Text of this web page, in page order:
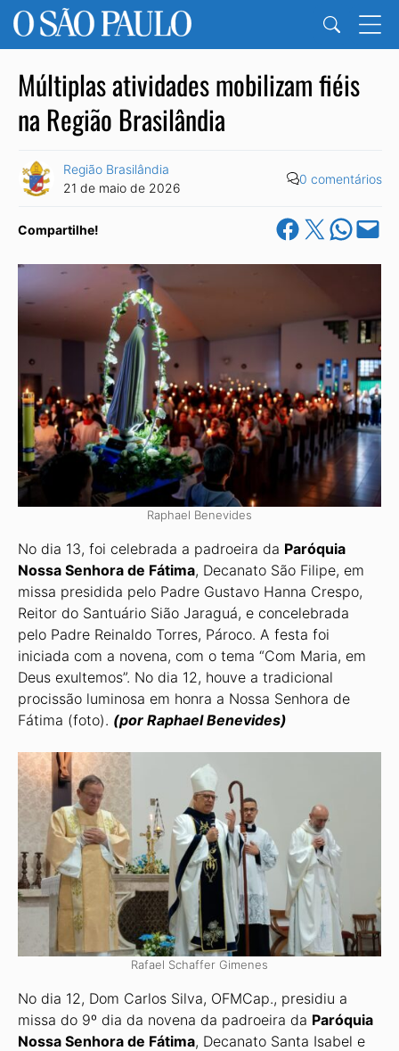
Múltiplas atividades mobilizam fiéis
na Região Brasilândia
Região Brasilândia
21 de maio de 2026
0 comentários
Compartilhe! Share on Facebook
Share on X Share on
Email this
Raphael Benevides
No dia 13, foi celebrada a padroeira da Paró­quia
Nossa Senhora de Fátima, Decanato São Filipe, em
missa presidida pelo Padre Gustavo Hanna Crespo,
Reitor do Santuário Sião Jaraguá, e concelebra­da
pelo Padre Reinaldo Torres, Pároco. A festa foi
iniciada com a no­vena, com o tema “Com Maria, em
Deus exulte­mos”. No dia 12, houve a tradicional
procissão luminosa em honra a Nossa Senhora de
Fáti­ma (foto). (por Raphael Benevides)
Rafael Schaffer Gimenes
No dia 12, Dom Carlos Silva, OFMCap., presidiu a
missa do 9º dia da novena da padroeira da Paróquia
Nossa Senhora de Fátima, Decanato Santa Isabel e